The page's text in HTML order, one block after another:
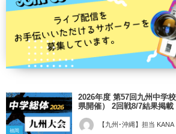
福岡
2026年度 第57回九州中学
県開催） 2回戦8/7結果掲載
【九州･沖縄】担当 KANA